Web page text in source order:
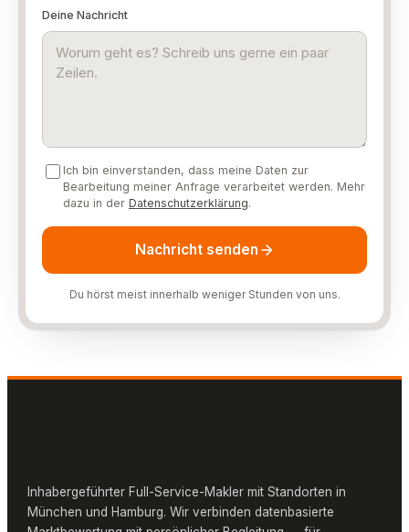
Deine Nachricht
Ich bin einverstanden, dass meine Daten zur
Bearbeitung meiner Anfrage verarbeitet werden. Mehr
dazu in der Datenschutzerklärung.
Nachricht senden
Du hörst meist innerhalb weniger Stunden von uns.
Inhabergeführter Full-Service-Makler mit Standorten in
München und Hamburg. Wir verbinden datenbasierte